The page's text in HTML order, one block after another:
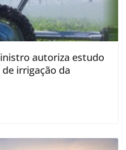
autoriza estudo
irrigação da